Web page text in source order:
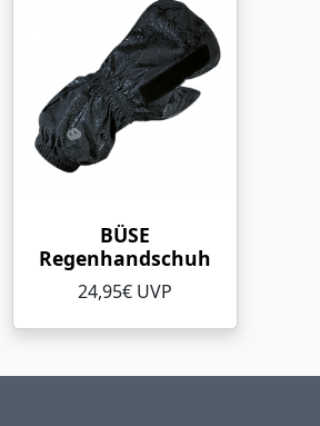
BÜSE
Regenhandschuh
24,95€ UVP